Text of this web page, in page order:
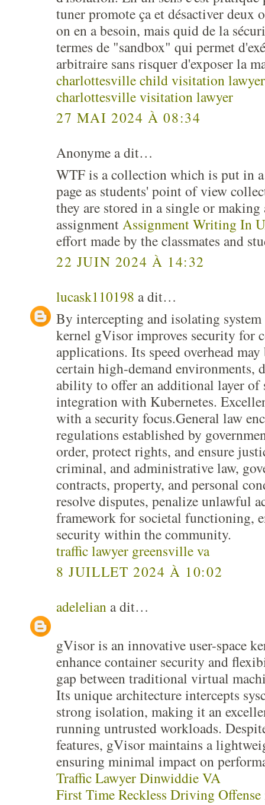
tuner promote ça et désactiver deux
on en a besoin, mais quid de la
termes de "sandbox" qui permet
arbitraire sans risquer d'exposer la
charlottesville child visitation lawyer
charlottesville visitation lawyer
27 MAI 2024 À 08:34
Anonyme a dit…
WTF is a collection which is put in
page as students' point of view
they are stored in a single or
assignmentAssignment Writing In
effort made by the classmates and
22 JUIN 2024 À 14:32
lucask110198 a dit…
By intercepting and isolating system
kernel gVisor improves security for
applications. Its speed overhead
certain high-demand environments,
ability to offer an additional layer of
integration with Kubernetes.
with a security focus.General law
regulations established by
order, protect rights, and ensure
criminal, and administrative law,
contracts, property, and personal
resolve disputes, penalize unlawful
framework for societal functioning,
security within the community.
traffic lawyer greensville va
8 JUILLET 2024 À 10:02
adelelian a dit…
gVisor is an innovative user-space
enhance container security and
gap between traditional virtual
Its unique architecture intercepts
strong isolation, making it an
running untrusted workloads.
features, gVisor maintains a
ensuring minimal impact on
Traffic Lawyer Dinwiddie VA
First Time Reckless Driving